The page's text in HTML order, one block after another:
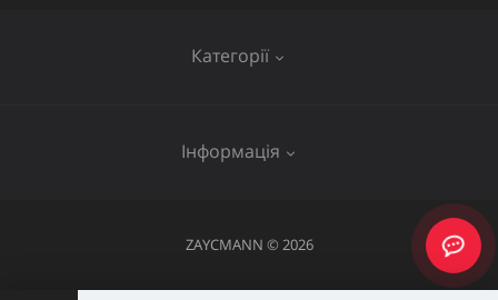
Категорії
Інформація
Послуги
ZAYCMANN © 2026